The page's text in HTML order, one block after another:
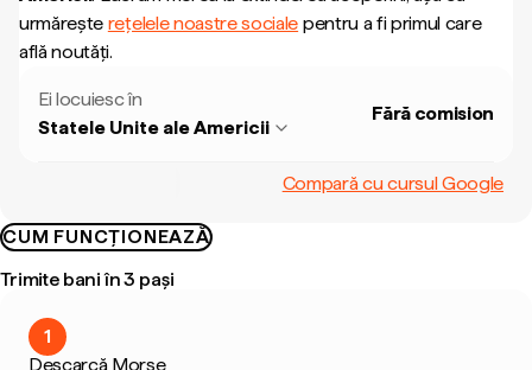
urmărește rețelele noastre sociale pentru a fi primul care
află noutăți.
Ei locuiesc în
Statele Unite ale Americii
Fără comision
Compară cu cursul Google
CUM FUNCȚIONEAZĂ
Trimite bani în 3 pași
1
Descarcă Morse